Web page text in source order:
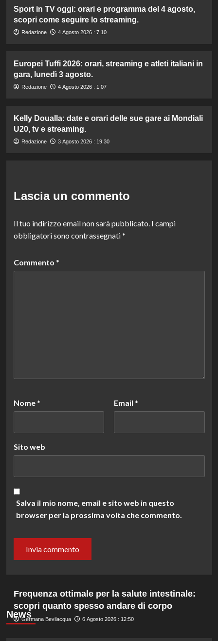
Sport in TV oggi: orari e programma del 4 agosto,
scopri come seguire lo streaming.
Redazione 4 Agosto 2026 : 7:10
Europei Tuffi 2026: orari, streaming e atleti italiani in
gara, lunedì 3 agosto.
Redazione 4 Agosto 2026 : 1:07
Kelly Doualla: date e orari delle sue gare ai Mondiali
U20, tv e streaming.
Redazione 3 Agosto 2026 : 19:30
Lascia un commento
Il tuo indirizzo email non sarà pubblicato. I campi
obbligatori sono contrassegnati*
Commento *
Nome * Email *
Sito web
Salva il mio nome, email e sito web in questo
browser per la prossima volta che commento.
News
Frequenza ottimale per la salute intestinale:
scopri quanto spesso andare di corpo
Germana Bevilacqua 6 Agosto 2026 : 12:50